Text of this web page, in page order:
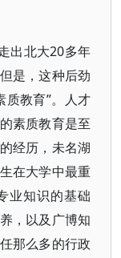
出北大20多年
是，这种后劲
质教育”。人才
素质教育是至
经历，未名湖
在大学中最重
业知识的基础
，以及广博知
那么多的行政